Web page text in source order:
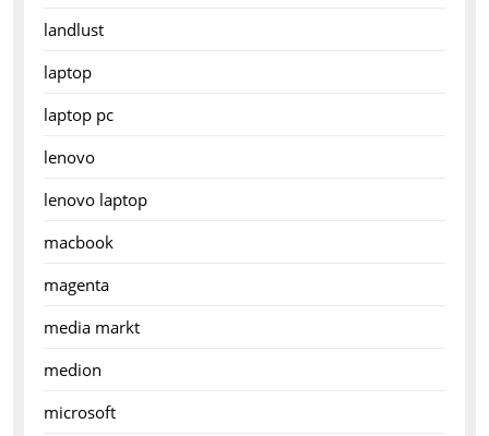
landlust
laptop
laptop pc
lenovo
lenovo laptop
macbook
magenta
media markt
medion
microsoft